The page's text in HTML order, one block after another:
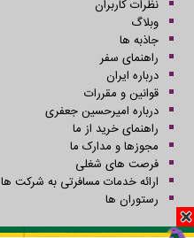
نظرات کاربران
وبلاگ
جاذبه ها
راهنمای سفر
درباره ایران
قوانین و مقررات
درباره امیرحسین جعفری
راهنمای خرید از ما
مجوزها و مدارک ما
فرصت های شغلی
ارائه خدمات مسافرتی به شرکت ها
رستوران ها